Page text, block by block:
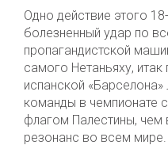
Одно действие этого
болезненный удар по
пропагандистской
самого Нетаньяху,
испанской
команды в чемпионате
флагом Палестины, чем
резонанс во всем